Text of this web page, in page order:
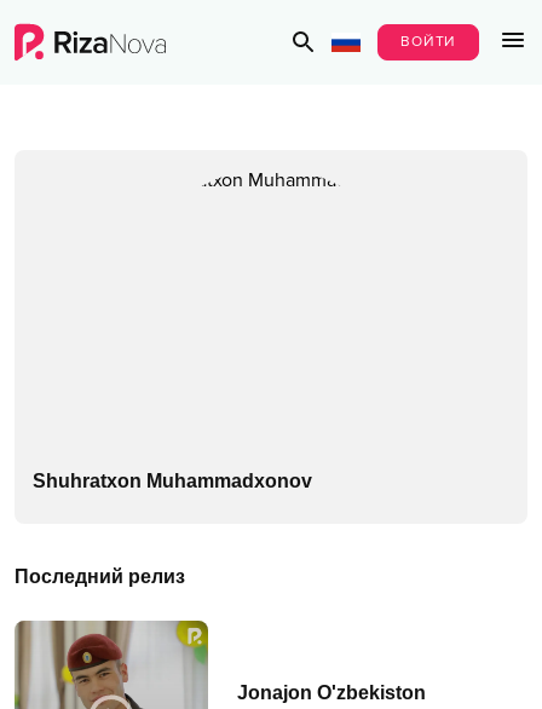
ВОЙТИ
Shuhratxon Muhammadxonov
Последний релиз
Jonajon O'zbekiston